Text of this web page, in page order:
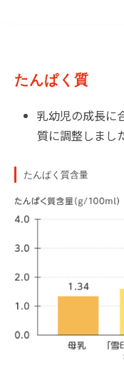
たんぱく質
乳幼児の成⾧に
質に調整しまし
たんぱく質含量